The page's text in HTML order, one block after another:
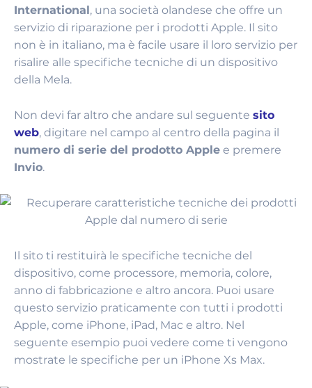
International, una società olandese che offre un
servizio di riparazione per i prodotti Apple. Il sito
non è in italiano, ma è facile usare il loro servizio per
risalire alle specifiche tecniche di un dispositivo
della Mela.
Non devi far altro che andare sul seguente sito
web, digitare nel campo al centro della pagina il
numero di serie del prodotto Apple e premere
Invio.
Il sito ti restituirà le specifiche tecniche del
dispositivo, come processore, memoria, colore,
anno di fabbricazione e altro ancora. Puoi usare
questo servizio praticamente con tutti i prodotti
Apple, come iPhone, iPad, Mac e altro. Nel
seguente esempio puoi vedere come ti vengono
mostrate le specifiche per un iPhone Xs Max.